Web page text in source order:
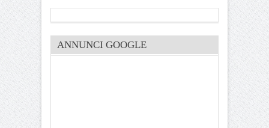
ANNUNCI GOOGLE